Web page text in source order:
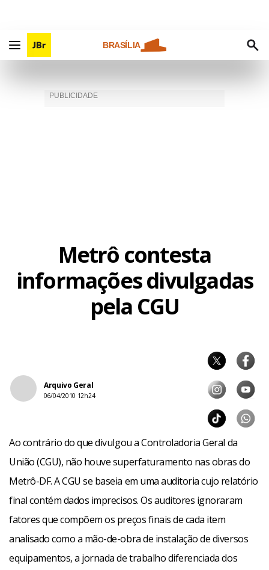
BRASÍLIA
Metrô contesta
informações divulgadas
pela CGU
Arquivo Geral
06/04/2010 12h24
Ao contrário do que divulgou a Controladoria Geral da
União (CGU), não houve superfaturamento nas obras do
Metrô-DF. A CGU se baseia em uma auditoria cujo relatório
final contém dados imprecisos. Os auditores ignoraram
fatores que compõem os preços finais de cada item
analisado como a mão-de-obra de instalação de diversos
equipamentos, a jornada de trabalho diferenciada dos